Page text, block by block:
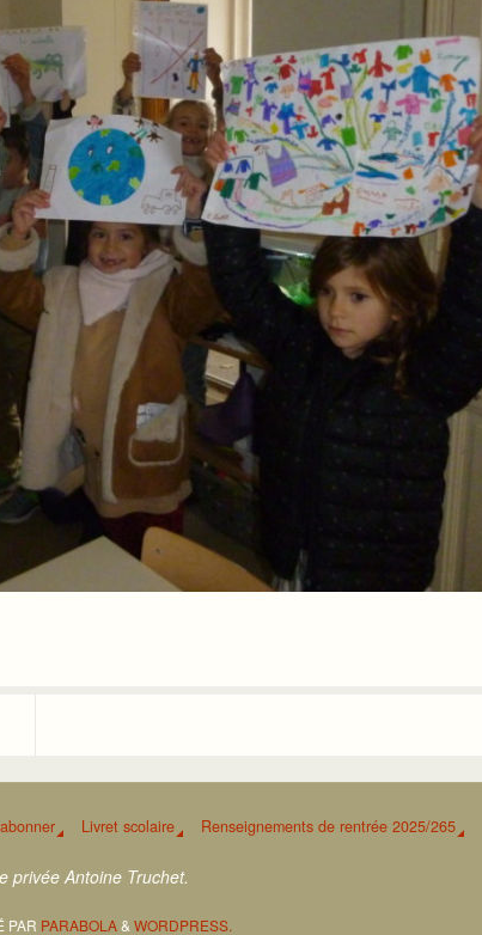
Livret scolaire Renseignements de rentrée 2025/265
privée Antoine Truchet.
PAR PARABOLA& WORDPRESS.